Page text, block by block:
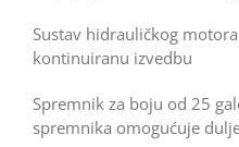
Sustav hidrauličkog
kontinuiranu izvedbu
Spremnik za boju od 25
spremnika omogućuje